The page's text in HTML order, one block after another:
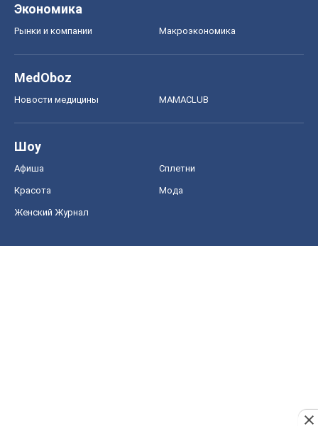
Экономика
Рынки и компании Mакроэкономика
MedOboz
Новости медицины MAMACLUB
Шоу
Афиша Сплетни
Красота Мода
Женский Журнал